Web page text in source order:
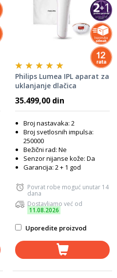
Philips Lumea IPL aparat za
uklanjanje dlačica
35.499,00 din
Broj nastavaka: 2
Broj svetlosnih impulsa:
250000
Bežični rad: Ne
Senzor nijanse kože: Da
Garancija: 2 + 1 god
Povrat robe moguć unutar 14
dana
Dostavljamo već od
11.08.2026
Uporedite proizvod